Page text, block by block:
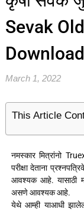
Sevak
Download
March 1, 2022
This Article
नमस्कार मित्रांनो
परीक्षा देताना
आवश्यक आहे. यासाठी
असणे आवश्यक आहे.
येथे आम्ही याआधी